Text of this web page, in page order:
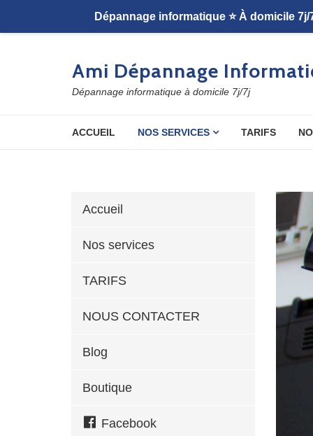
Ami Dépannage
Dépannage informatique à domicile 7j/7j
ACCUEIL NOS SERVICES TARIFS
Accueil
Nos services
TARIFS
NOUS CONTACTER
Blog
Boutique
Facebook